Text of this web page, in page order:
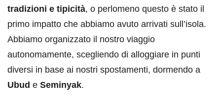
tradizioni e tipicità, o perlomeno questo è stato il
primo impatto che abbiamo avuto arrivati sull’isola.
Abbiamo organizzato il nostro viaggio
autonomamente, scegliendo di alloggiare in punti
diversi in base ai nostri spostamenti, dormendo a
Ubud e Seminyak.